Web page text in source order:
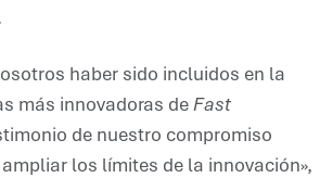
haber sido incluidos en la
más innovadoras deFast
de nuestro compromiso
los límites de la innovación»,